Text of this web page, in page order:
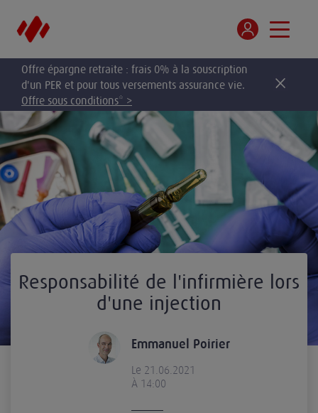
Offre épargne retraite : frais 0% à la souscription
d'un PER et pour tous versements assurance vie.
Offre sous conditions* >
Responsabilité de l'infirmière lors
d'une injection
Emmanuel Poirier
Le 21.06.2021
À 14:00